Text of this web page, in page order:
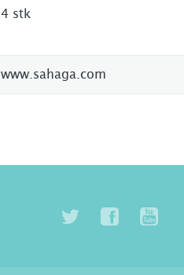
4 stk
www.sahaga.com